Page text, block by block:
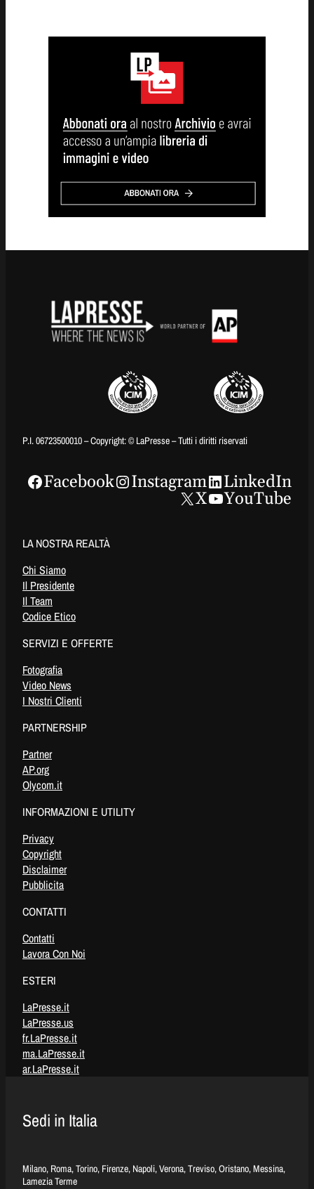
P.I. 06723500010 – Copyright: © LaPresse – Tutti i diritti riservati
Facebook Instagram
LinkedIn
X
YouTube
LA NOSTRA REALTÀ
Chi Siamo
Il Presidente
Il Team
Codice Etico
SERVIZI E OFFERTE
Fotografia
Video News
I Nostri Clienti
PARTNERSHIP
Partner
AP.org
Olycom.it
INFORMAZIONI E UTILITY
Privacy
Copyright
Disclaimer
Pubblicita
CONTATTI
Contatti
Lavora Con Noi
ESTERI
LaPresse.it
LaPresse.us
fr.LaPresse.it
ma.LaPresse.it
ar.LaPresse.it
Sedi in Italia
Milano, Roma, Torino, Firenze, Napoli, Verona, Treviso, Oristano, Messina,
Lamezia Terme